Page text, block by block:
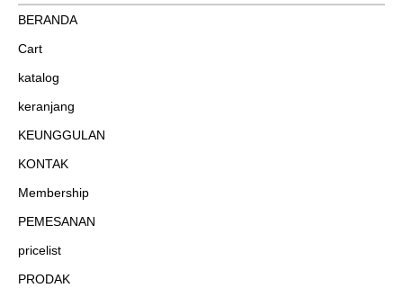
BERANDA
Cart
katalog
keranjang
KEUNGGULAN
KONTAK
Membership
PEMESANAN
pricelist
PRODAK